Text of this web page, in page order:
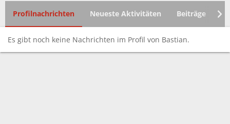
Profilnachrichten Neueste Aktivitäten Beiträge
Es gibt noch keine Nachrichten im Profil von Bastian.